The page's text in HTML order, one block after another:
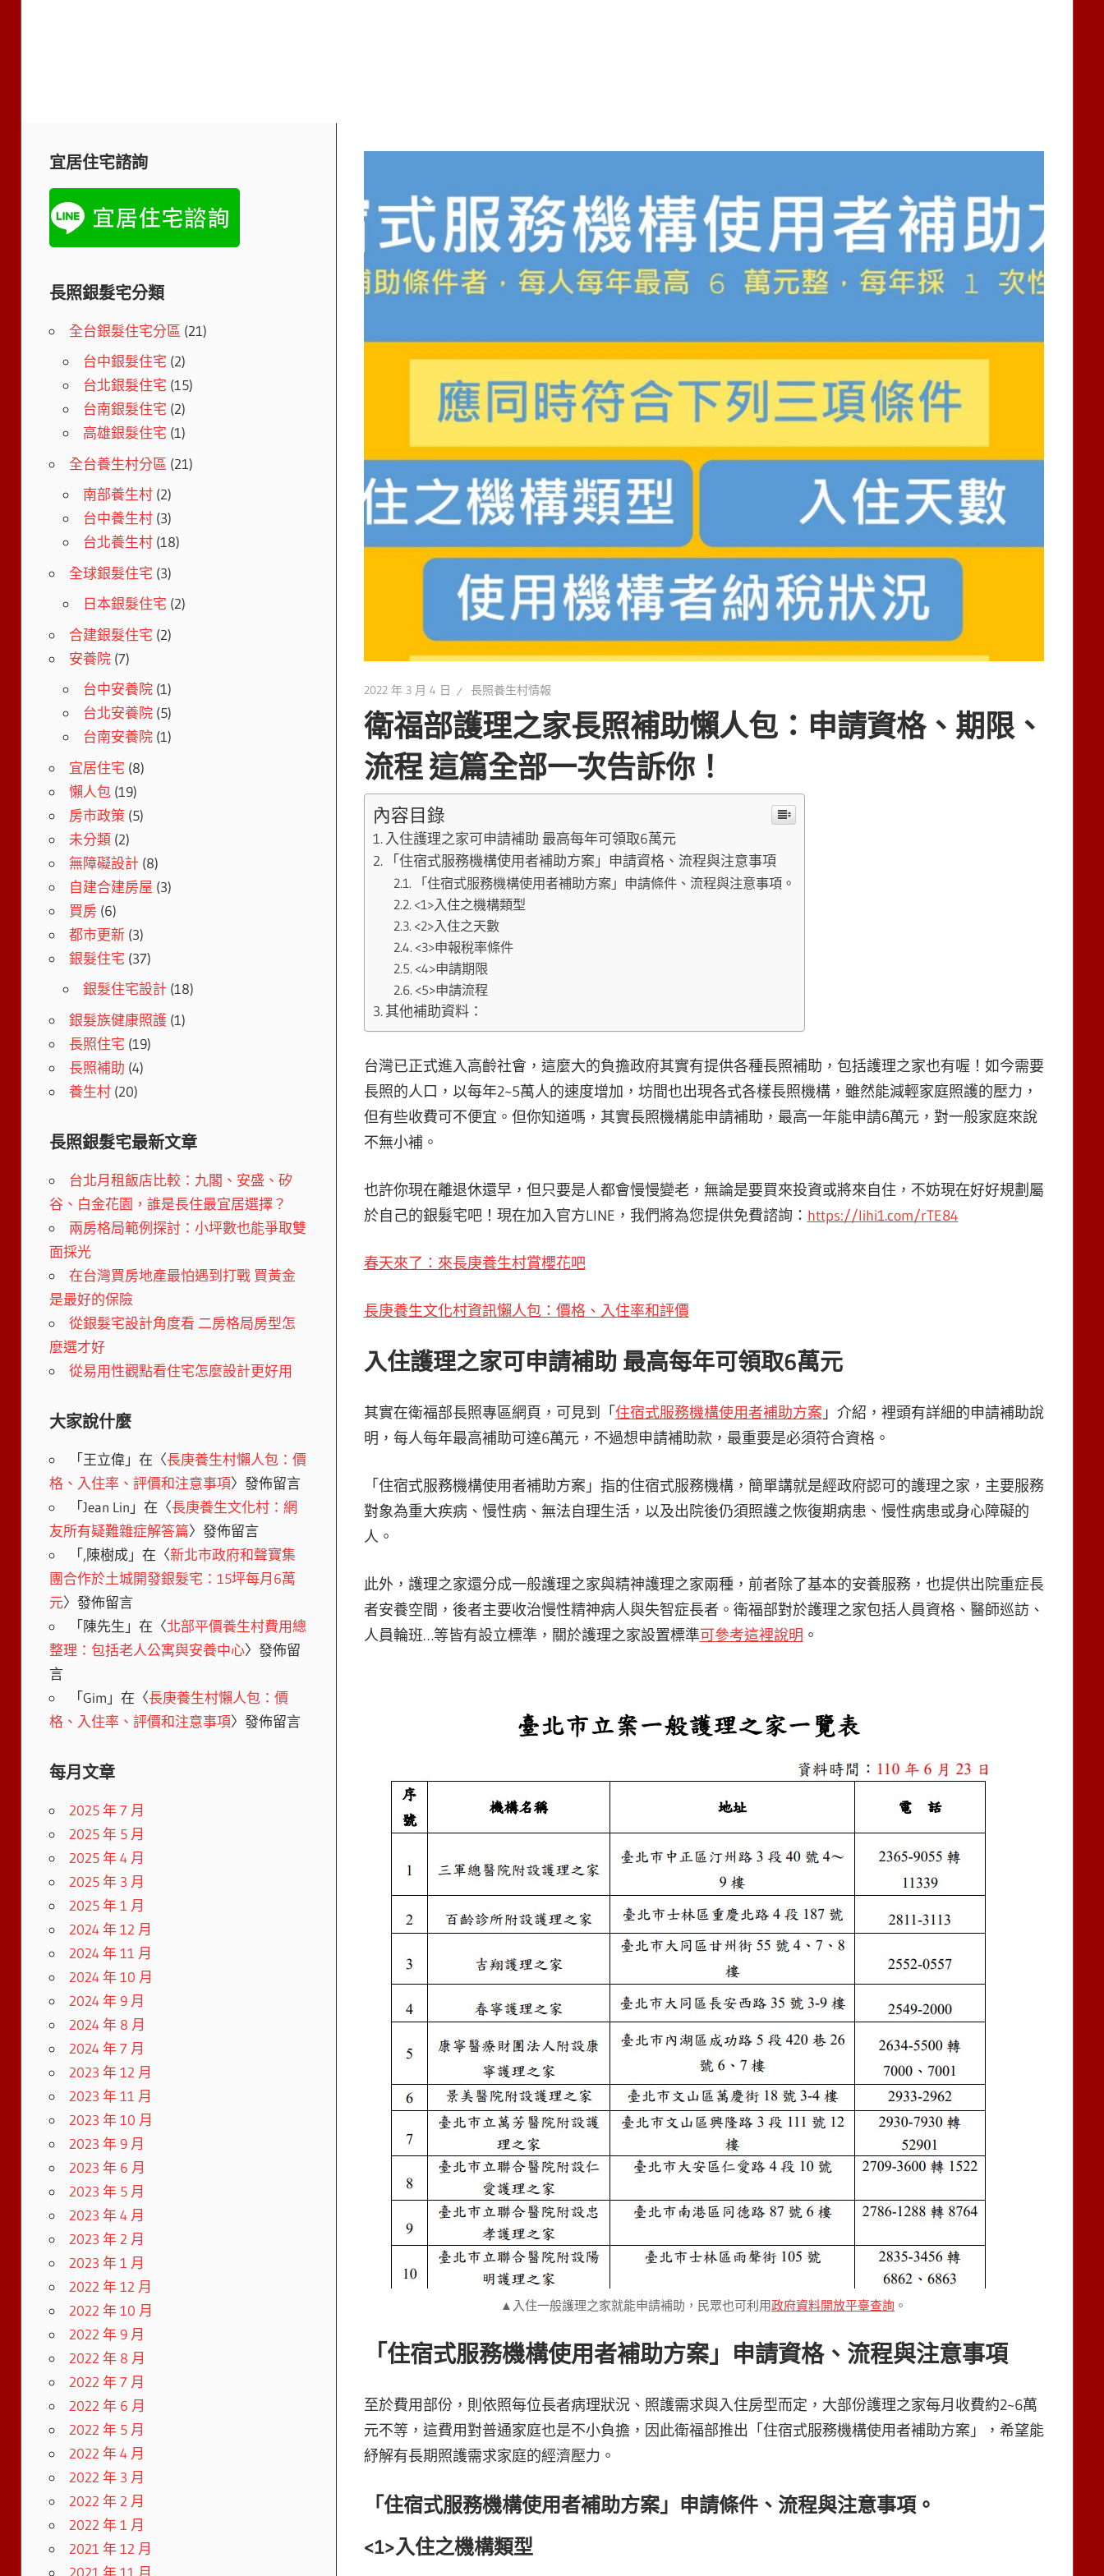
2022 年 3 月 4 日 長照養生村情報
衛福部護理之家長照補助懶人包：申請資格、期限、
流程 這篇全部一次告訴你！
內容目錄
入住護理之家可申請補助 最高每年可領取6萬元
「住宿式服務機構使用者補助方案」申請資格、流程與注意事項
「住宿式服務機構使用者補助方案」申請條件、流程與注意事項。
<1>入住之機構類型
<2>入住之天數
<3>申報稅率條件
<4>申請期限
<5>申請流程
其他補助資料：
台灣已正式進入高齡社會，這麼大的負擔政府其實有提供各種長照補助，包括護理之家也有喔！如今需要
長照的人口，以每年2~5萬人的速度增加，坊間也出現各式各樣長照機構，雖然能減輕家庭照護的壓力，
但有些收費可不便宜。但你知道嗎，其實長照機構能申請補助，最高一年能申請6萬元，對一般家庭來說
不無小補。
也許你現在離退休還早，但只要是人都會慢慢變老，無論是要買來投資或將來自住，不妨現在好好規劃屬
於自己的銀髮宅吧！現在加入官方LINE，我們將為您提供免費諮詢： https://lihi1.com/rTE84
春天來了：來長庚養生村賞櫻花吧
長庚養生文化村資訊懶人包：價格、入住率和評價
入住護理之家可申請補助 最高每年可領取6萬元
其實在衛福部長照專區網頁，可見到「 住宿式服務機構使用者補助方案 」介紹，裡頭有詳細的申請補助說
明，每人每年最高補助可達6萬元，不過想申請補助款，最重要是必須符合資格。
「住宿式服務機構使用者補助方案」指的住宿式服務機構，簡單講就是經政府認可的護理之家，主要服務
對象為重大疾病、慢性病、無法自理生活，以及出院後仍須照護之恢復期病患、慢性病患或身心障礙的
人。
此外，護理之家還分成一般護理之家與精神護理之家兩種，前者除了基本的安養服務，也提供出院重症長
者安養空間，後者主要收治慢性精神病人與失智症長者。衛福部對於護理之家包括人員資格、醫師巡訪、
人員輪班…等皆有設立標準，關於護理之家設置標準可參考這裡說明 。
▲入住一般護理之家就能申請補助，民眾也可利用政府資料開放平臺查詢 。
「住宿式服務機構使用者補助方案」申請資格、流程與注意事項
至於費用部份，則依照每位長者病理狀況、照護需求與入住房型而定，大部份護理之家每月收費約2~6萬
元不等，這費用對普通家庭也是不小負擔，因此衛福部推出「住宿式服務機構使用者補助方案」，希望能
紓解有長期照護需求家庭的經濟壓力。
「住宿式服務機構使用者補助方案」申請條件、流程與注意事項。
<1>入住之機構類型
宜居住宅諮詢
長照銀髮宅分類
全台銀髮住宅分區 (21)
台中銀髮住宅 (2)
台北銀髮住宅 (15)
台南銀髮住宅 (2)
高雄銀髮住宅 (1)
全台養生村分區 (21)
南部養生村(2)
台中養生村(3)
台北養生村(18)
全球銀髮住宅 (3)
日本銀髮住宅 (2)
合建銀髮住宅 (2)
安養院(7)
台中安養院(1)
台北安養院(5)
台南安養院(1)
宜居住宅 (8)
懶人包(19)
房市政策(5)
未分類(2)
無障礙設計(8)
自建合建房屋 (3)
買房(6)
都市更新(3)
銀髮住宅 (37)
銀髮住宅設計(18)
銀髮族健康照護(1)
長照住宅 (19)
長照補助 (4)
養生村(20)
長照銀髮宅最新文章
台北月租飯店比較：九閣、安盛、矽
谷、白金花園，誰是長住最宜居選擇？
兩房格局範例探討：小坪數也能爭取雙
面採光
在台灣買房地產最怕遇到打戰 買黃金
是最好的保險
從銀髮宅設計角度看 二房格局房型怎
麼選才好
從易用性觀點看住宅怎麼設計更好用
大家說什麼
「王立偉」在〈長庚養生村懶人包：價
格、入住率、評價和注意事項〉發佈留言
「Jean Lin 」在〈長庚養生文化村：網
友所有疑難雜症解答篇〉發佈留言
「,陳樹成」在〈新北市政府和聲寶集
團合作於土城開發銀髮宅：15坪每月6萬
元〉發佈留言
「陳先生 」在〈北部平價養生村費用總
整理：包括老人公寓與安養中心〉發佈留
言
「Gim 」在〈長庚養生村懶人包：價
格、入住率、評價和注意事項〉發佈留言
每月文章
2025 年 7 月
2025 年 5 月
2025 年 4 月
2025 年 3 月
2025 年 1 月
2024 年 12 月
2024 年 11 月
2024 年 10 月
2024 年 9 月
2024 年 8 月
2024 年 7 月
2023 年 12 月
2023 年 11 月
2023 年 10 月
2023 年 9 月
2023 年 6 月
2023 年 5 月
2023 年 4 月
2023 年 2 月
2023 年 1 月
2022 年 12 月
2022 年 10 月
2022 年 9 月
2022 年 8 月
2022 年 7 月
2022 年 6 月
2022 年 5 月
2022 年 4 月
2022 年 3 月
2022 年 2 月
2022 年 1 月
2021 年 12 月
2021 年 11 月